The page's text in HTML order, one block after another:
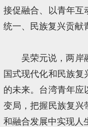
接促融合、以青年互
统一、民族复兴贡献
吴荣元说，两岸
国式现代化和民族复
的未来。台湾青年应
变局，把握民族复兴
和融合发展中实现人